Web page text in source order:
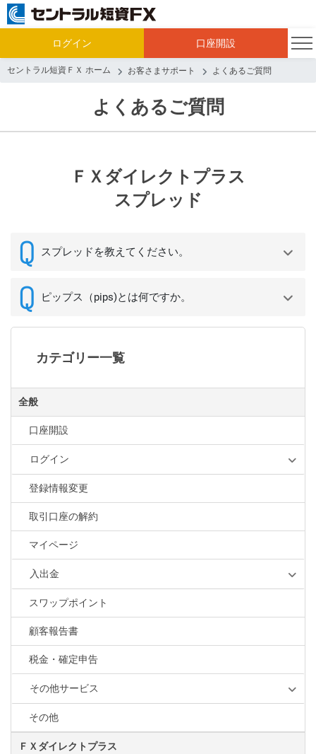
ログイン 口座開設
セントラル短資ＦＸ ホーム お客さまサポート よくあるご質問
よくあるご質問
カテゴリー一覧
全般
口座開設
ログイン
登録情報変更
取引口座の解約
マイページ
入出金
スワップポイント
顧客報告書
税金・確定申告
その他サービス
その他
ＦＸダイレクトプラス
ＦＸダイレクトプラス
スプレッド
スプレッドを教えてください。
ピップス（pips)とは何ですか。